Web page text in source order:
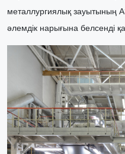
металлургиялық зауытының
әлемдік нарығына белсенді